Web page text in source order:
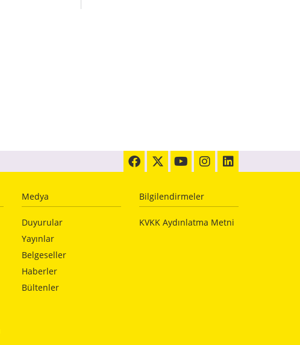
Medya
Duyurular
Yayınlar
Belgeseller
Haberler
Bültenler
Bilgilendirmeler
KVKK Aydınlatma Metni